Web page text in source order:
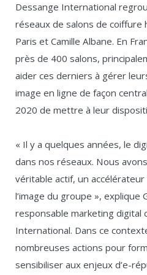
Dessange International
réseaux de salons de coiffure
Paris et Camille Albane. En
près de 400 salons,
aider ces derniers à gérer
image en ligne de façon
2020 de mettre à leur
« Il y a quelques années, le
dans nos réseaux. Nous
véritable actif, un
l’image du groupe », explique
responsable marketing digital
International. Dans ce
nombreuses actions pour
sensibiliser aux enjeux d’e-